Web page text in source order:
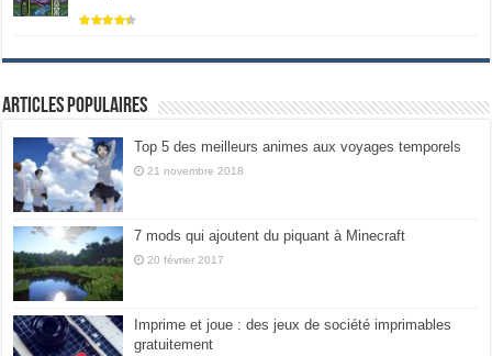
Articles populaires
Top 5 des meilleurs animes aux voyages temporels
21 novembre 2018
7 mods qui ajoutent du piquant à Minecraft
20 février 2017
Imprime et joue : des jeux de société imprimables
gratuitement